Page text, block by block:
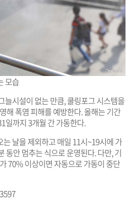
모습
늘시설이 없는 만큼, 쿨링포그 시스템을
해 폭염 피해를 예방한다. 올해는 기간
일까지 3개월 간 가동한다.
날을 제외하고 매일 11시~19시에 가
동안 멈추는 식으로 운영된다. 다만, 기
70% 이상이면 자동으로 가동이 중단